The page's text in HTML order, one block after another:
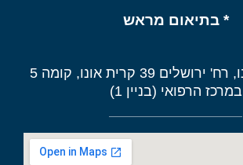
* בתיאום מראש
קניון קרית אונו, רח' ירושלים 39 קרית אונו, קומה 5
במרכז הרפואי (בניין 1)